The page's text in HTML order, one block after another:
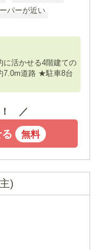
パーが近い
活かせる4階建ての
7.0m道路 ★駐車8台
無料
)